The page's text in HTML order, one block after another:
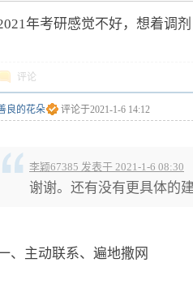
年考研感觉不好，想着调
评论
良的花朵 评论于2021-1-6 14:12
李颖67385 发表于 2021-1-6 08:30
谢谢。还有没有更具体的建
、主动联系、遍地撒网